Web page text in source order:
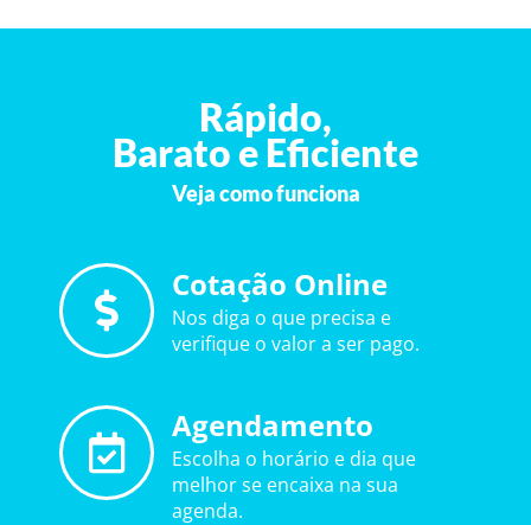
Rápido,
Barato e Eficiente
Veja como funciona
Cotação Online
Nos diga o que precisa e
verifique o valor a ser pago.
Agendamento
Escolha o horário e dia que
melhor se encaixa na sua
agenda.